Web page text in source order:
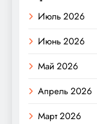
Июль 2026
Июнь 2026
Май 2026
Апрель 2026
Март 2026